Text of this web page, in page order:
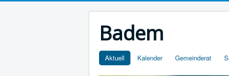
Badem
Aktuell Kalender Gemeinderat